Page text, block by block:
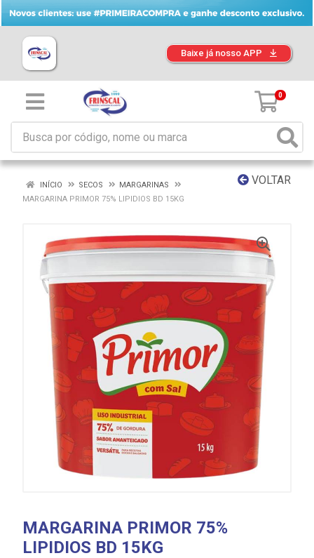
Baixe já nosso APP
0
VOLTAR
INÍCIO SECOS
MARGARINAS
MARGARINA PRIMOR 75% LIPIDIOS BD 15KG
MARGARINA PRIMOR 75%
LIPIDIOS BD 15KG